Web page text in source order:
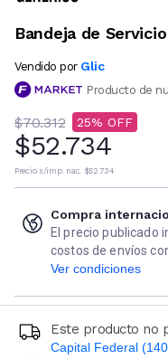
Bandeja de
Vendido por Glic
Producto de
$70.312 25
$52.734
Precio s/imp. nac. $52.734
Compra
El precio publicado
costos de envíos
Ver condiciones
Este producto no
Capital Federal